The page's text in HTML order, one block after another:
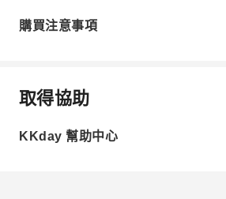
購買注意事項
取得協助
KKday 幫助中心